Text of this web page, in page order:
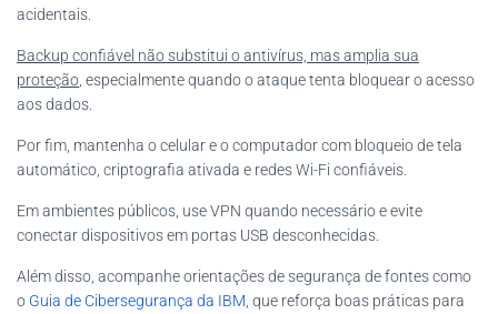
acidentais.
Backup confiável não substitui o antivírus, mas amplia sua
proteção , especialmente quando o ataque tenta bloquear o acesso
aos dados.
Por fim, mantenha o celular e o computador com bloqueio de tela
automático, criptografia ativada e redes Wi-Fi confiáveis.
Em ambientes públicos, use VPN quando necessário e evite
conectar dispositivos em portas USB desconhecidas.
Além disso, acompanhe orientações de segurança de fontes como
o Guia de Cibersegurança da IBM , que reforça boas práticas para